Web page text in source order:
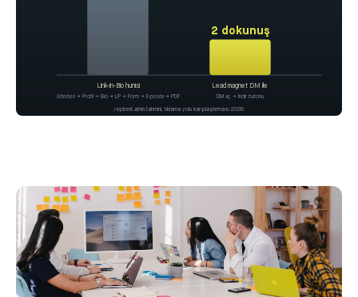
Link-in-Bio hunisi
Gönderi → Profil → Bio → LP → Form → E-posta → PDF
2 dokunuş
Lead magnet DM ile
DM aç → İndir butonu
replient.ai'nin tahmini, tıklama yolu karşılaştırması 2026